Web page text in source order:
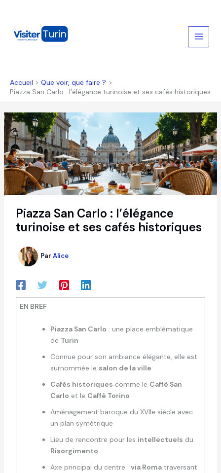
Accueil
Que voir, que faire ?
Piazza San Carlo : l’élégance turinoise et ses cafés historiques
Piazza San Carlo : l’élégance
turinoise et ses cafés historiques
Par Alice
EN BREF
Piazza San Carlo : une place emblématique
de Turin
Connue pour son ambiance élégante, elle est
surnommée le salon de la ville
Cafés historiques comme le Caffè San
Carlo et le Caffè Torino
Aménagement baroque du XVIIe siècle avec
un plan symétrique
Lieu de rencontre pour les intellectuels du
Risorgimento
Axe principal du centre : via Romatraversant